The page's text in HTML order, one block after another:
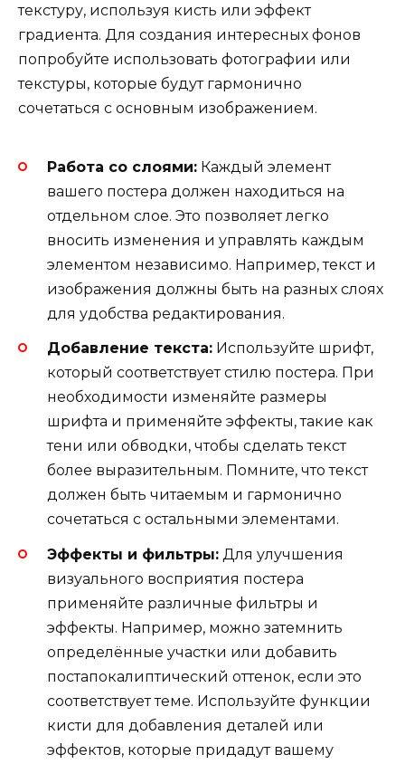
текстуру, используя кисть или эффект
градиента. Для создания интересных фонов
попробуйте использовать фотографии или
текстуры, которые будут гармонично
сочетаться с основным изображением.
Работа со слоями: Каждый элемент
вашего постера должен находиться на
отдельном слое. Это позволяет легко
вносить изменения и управлять каждым
элементом независимо. Например, текст и
изображения должны быть на разных слоях
для удобства редактирования.
Добавление текста: Используйте шрифт,
который соответствует стилю постера. При
необходимости изменяйте размеры
шрифта и применяйте эффекты, такие как
тени или обводки, чтобы сделать текст
более выразительным. Помните, что текст
должен быть читаемым и гармонично
сочетаться с остальными элементами.
Эффекты и фильтры: Для улучшения
визуального восприятия постера
применяйте различные фильтры и
эффекты. Например, можно затемнить
определённые участки или добавить
постапокалиптический оттенок, если это
соответствует теме. Используйте функции
кисти для добавления деталей или
эффектов, которые придадут вашему